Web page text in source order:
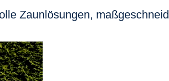
Zaunlösungen,